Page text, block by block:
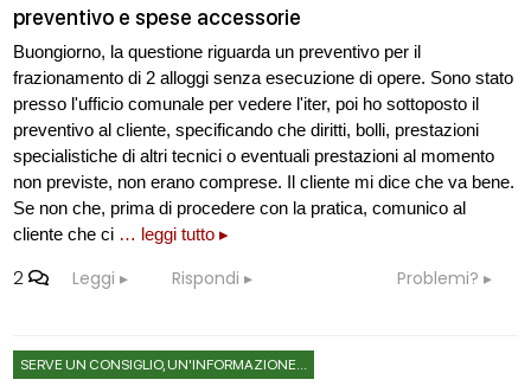
preventivo e spese accessorie
Buongiorno, la questione riguarda un preventivo per il
frazionamento di 2 alloggi senza esecuzione di opere. Sono stato
presso l'ufficio comunale per vedere l'iter, poi ho sottoposto il
preventivo al cliente, specificando che diritti, bolli, prestazioni
specialistiche di altri tecnici o eventuali prestazioni al momento
non previste, non erano comprese. Il cliente mi dice che va bene.
Se non che, prima di procedere con la pratica, comunico al
cliente che ci … leggi tutto ▸
2 Leggi Rispondi Problemi?
SERVE UN CONSIGLIO, UN'INFORMAZIONE...